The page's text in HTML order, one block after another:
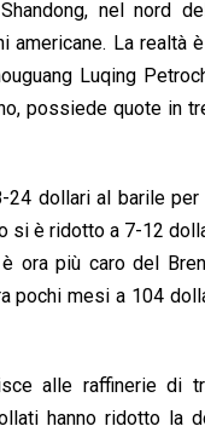
nel nord
La realtà
Luqing
possiede quote in
dollari al barile per
si è ridotto a 7-12
ora più caro del
pochi mesi a 104
alle raffinerie di
hanno ridotto la